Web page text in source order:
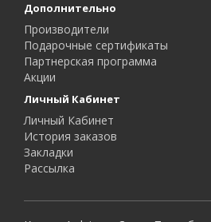
Дополнительно
Производители
Подарочные сертификаты
Партнерская программа
Акции
Личный Кабинет
Личный Кабинет
История заказов
Закладки
Рассылка